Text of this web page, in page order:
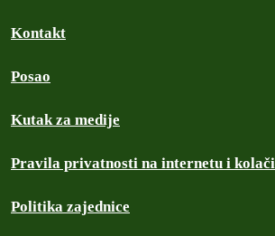
Kontakt
Posao
Kutak za medije
Pravila privatnosti na internetu i
Politika zajednice